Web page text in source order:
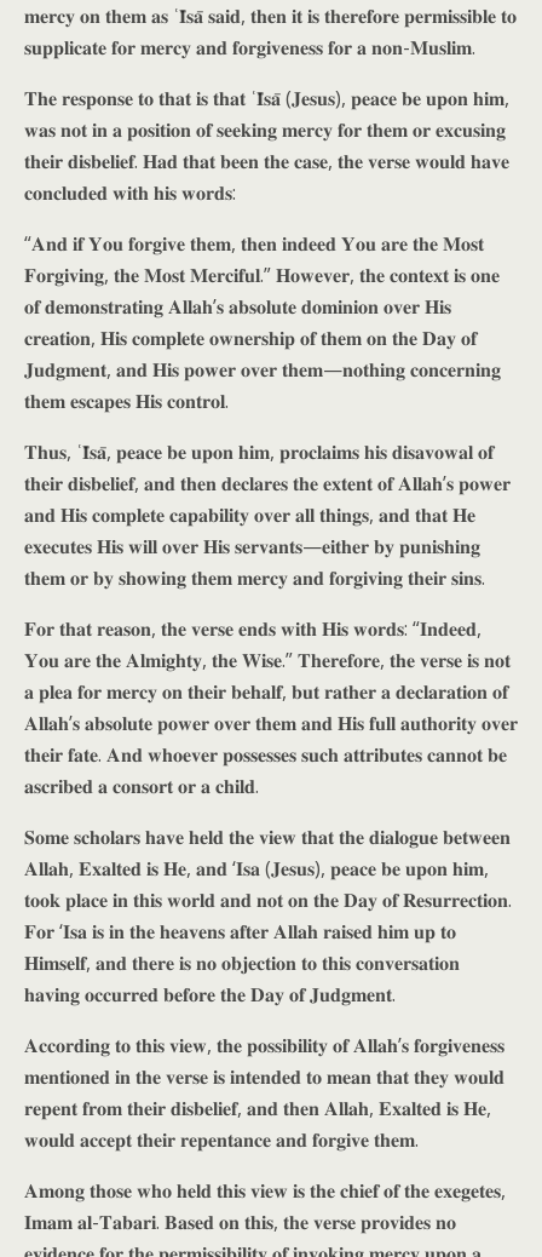
𝐦𝐞𝐫𝐜𝐲 𝐨𝐧 𝐭𝐡𝐞𝐦 𝐚𝐬 ʿ𝐈̄𝐬𝐚̄ 𝐬𝐚𝐢𝐝, 𝐭𝐡𝐞𝐧 𝐢𝐭 𝐢𝐬 𝐭𝐡𝐞𝐫𝐞𝐟𝐨𝐫𝐞 𝐩𝐞𝐫𝐦𝐢𝐬𝐬𝐢𝐛𝐥𝐞 𝐭𝐨
𝐬𝐮𝐩𝐩𝐥𝐢𝐜𝐚𝐭𝐞 𝐟𝐨𝐫 𝐦𝐞𝐫𝐜𝐲 𝐚𝐧𝐝 𝐟𝐨𝐫𝐠𝐢𝐯𝐞𝐧𝐞𝐬𝐬 𝐟𝐨𝐫 𝐚 𝐧𝐨𝐧-𝐌𝐮𝐬𝐥𝐢𝐦.
𝐓𝐡𝐞 𝐫𝐞𝐬𝐩𝐨𝐧𝐬𝐞 𝐭𝐨 𝐭𝐡𝐚𝐭 𝐢𝐬 𝐭𝐡𝐚𝐭 ʿ𝐈̄𝐬𝐚̄ (𝐉𝐞𝐬𝐮𝐬), 𝐩𝐞𝐚𝐜𝐞 𝐛𝐞 𝐮𝐩𝐨𝐧 𝐡𝐢𝐦,
𝐰𝐚𝐬 𝐧𝐨𝐭 𝐢𝐧 𝐚 𝐩𝐨𝐬𝐢𝐭𝐢𝐨𝐧 𝐨𝐟 𝐬𝐞𝐞𝐤𝐢𝐧𝐠 𝐦𝐞𝐫𝐜𝐲 𝐟𝐨𝐫 𝐭𝐡𝐞𝐦 𝐨𝐫 𝐞𝐱𝐜𝐮𝐬𝐢𝐧𝐠
𝐭𝐡𝐞𝐢𝐫 𝐝𝐢𝐬𝐛𝐞𝐥𝐢𝐞𝐟. 𝐇𝐚𝐝 𝐭𝐡𝐚𝐭 𝐛𝐞𝐞𝐧 𝐭𝐡𝐞 𝐜𝐚𝐬𝐞, 𝐭𝐡𝐞 𝐯𝐞𝐫𝐬𝐞 𝐰𝐨𝐮𝐥𝐝 𝐡𝐚𝐯𝐞
𝐜𝐨𝐧𝐜𝐥𝐮𝐝𝐞𝐝 𝐰𝐢𝐭𝐡 𝐡𝐢𝐬 𝐰𝐨𝐫𝐝𝐬:
“𝐀𝐧𝐝 𝐢𝐟 𝐘𝐨𝐮 𝐟𝐨𝐫𝐠𝐢𝐯𝐞 𝐭𝐡𝐞𝐦, 𝐭𝐡𝐞𝐧 𝐢𝐧𝐝𝐞𝐞𝐝 𝐘𝐨𝐮 𝐚𝐫𝐞 𝐭𝐡𝐞 𝐌𝐨𝐬𝐭
𝐅𝐨𝐫𝐠𝐢𝐯𝐢𝐧𝐠, 𝐭𝐡𝐞 𝐌𝐨𝐬𝐭 𝐌𝐞𝐫𝐜𝐢𝐟𝐮𝐥.” 𝐇𝐨𝐰𝐞𝐯𝐞𝐫, 𝐭𝐡𝐞 𝐜𝐨𝐧𝐭𝐞𝐱𝐭 𝐢𝐬 𝐨𝐧𝐞
𝐨𝐟 𝐝𝐞𝐦𝐨𝐧𝐬𝐭𝐫𝐚𝐭𝐢𝐧𝐠 𝐀𝐥𝐥𝐚𝐡’𝐬 𝐚𝐛𝐬𝐨𝐥𝐮𝐭𝐞 𝐝𝐨𝐦𝐢𝐧𝐢𝐨𝐧 𝐨𝐯𝐞𝐫 𝐇𝐢𝐬
𝐜𝐫𝐞𝐚𝐭𝐢𝐨𝐧, 𝐇𝐢𝐬 𝐜𝐨𝐦𝐩𝐥𝐞𝐭𝐞 𝐨𝐰𝐧𝐞𝐫𝐬𝐡𝐢𝐩 𝐨𝐟 𝐭𝐡𝐞𝐦 𝐨𝐧 𝐭𝐡𝐞 𝐃𝐚𝐲 𝐨𝐟
𝐉𝐮𝐝𝐠𝐦𝐞𝐧𝐭, 𝐚𝐧𝐝 𝐇𝐢𝐬 𝐩𝐨𝐰𝐞𝐫 𝐨𝐯𝐞𝐫 𝐭𝐡𝐞𝐦—𝐧𝐨𝐭𝐡𝐢𝐧𝐠 𝐜𝐨𝐧𝐜𝐞𝐫𝐧𝐢𝐧𝐠
𝐭𝐡𝐞𝐦 𝐞𝐬𝐜𝐚𝐩𝐞𝐬 𝐇𝐢𝐬 𝐜𝐨𝐧𝐭𝐫𝐨𝐥.
𝐓𝐡𝐮𝐬, ʿ𝐈̄𝐬𝐚̄, 𝐩𝐞𝐚𝐜𝐞 𝐛𝐞 𝐮𝐩𝐨𝐧 𝐡𝐢𝐦, 𝐩𝐫𝐨𝐜𝐥𝐚𝐢𝐦𝐬 𝐡𝐢𝐬 𝐝𝐢𝐬𝐚𝐯𝐨𝐰𝐚𝐥 𝐨𝐟
𝐭𝐡𝐞𝐢𝐫 𝐝𝐢𝐬𝐛𝐞𝐥𝐢𝐞𝐟, 𝐚𝐧𝐝 𝐭𝐡𝐞𝐧 𝐝𝐞𝐜𝐥𝐚𝐫𝐞𝐬 𝐭𝐡𝐞 𝐞𝐱𝐭𝐞𝐧𝐭 𝐨𝐟 𝐀𝐥𝐥𝐚𝐡’𝐬 𝐩𝐨𝐰𝐞𝐫
𝐚𝐧𝐝 𝐇𝐢𝐬 𝐜𝐨𝐦𝐩𝐥𝐞𝐭𝐞 𝐜𝐚𝐩𝐚𝐛𝐢𝐥𝐢𝐭𝐲 𝐨𝐯𝐞𝐫 𝐚𝐥𝐥 𝐭𝐡𝐢𝐧𝐠𝐬, 𝐚𝐧𝐝 𝐭𝐡𝐚𝐭 𝐇𝐞
𝐞𝐱𝐞𝐜𝐮𝐭𝐞𝐬 𝐇𝐢𝐬 𝐰𝐢𝐥𝐥 𝐨𝐯𝐞𝐫 𝐇𝐢𝐬 𝐬𝐞𝐫𝐯𝐚𝐧𝐭𝐬—𝐞𝐢𝐭𝐡𝐞𝐫 𝐛𝐲 𝐩𝐮𝐧𝐢𝐬𝐡𝐢𝐧𝐠
𝐭𝐡𝐞𝐦 𝐨𝐫 𝐛𝐲 𝐬𝐡𝐨𝐰𝐢𝐧𝐠 𝐭𝐡𝐞𝐦 𝐦𝐞𝐫𝐜𝐲 𝐚𝐧𝐝 𝐟𝐨𝐫𝐠𝐢𝐯𝐢𝐧𝐠 𝐭𝐡𝐞𝐢𝐫 𝐬𝐢𝐧𝐬.
𝐅𝐨𝐫 𝐭𝐡𝐚𝐭 𝐫𝐞𝐚𝐬𝐨𝐧, 𝐭𝐡𝐞 𝐯𝐞𝐫𝐬𝐞 𝐞𝐧𝐝𝐬 𝐰𝐢𝐭𝐡 𝐇𝐢𝐬 𝐰𝐨𝐫𝐝𝐬: “𝐈𝐧𝐝𝐞𝐞𝐝,
𝐘𝐨𝐮 𝐚𝐫𝐞 𝐭𝐡𝐞 𝐀𝐥𝐦𝐢𝐠𝐡𝐭𝐲, 𝐭𝐡𝐞 𝐖𝐢𝐬𝐞.” 𝐓𝐡𝐞𝐫𝐞𝐟𝐨𝐫𝐞, 𝐭𝐡𝐞 𝐯𝐞𝐫𝐬𝐞 𝐢𝐬 𝐧𝐨𝐭
𝐚 𝐩𝐥𝐞𝐚 𝐟𝐨𝐫 𝐦𝐞𝐫𝐜𝐲 𝐨𝐧 𝐭𝐡𝐞𝐢𝐫 𝐛𝐞𝐡𝐚𝐥𝐟, 𝐛𝐮𝐭 𝐫𝐚𝐭𝐡𝐞𝐫 𝐚 𝐝𝐞𝐜𝐥𝐚𝐫𝐚𝐭𝐢𝐨𝐧 𝐨𝐟
𝐀𝐥𝐥𝐚𝐡’𝐬 𝐚𝐛𝐬𝐨𝐥𝐮𝐭𝐞 𝐩𝐨𝐰𝐞𝐫 𝐨𝐯𝐞𝐫 𝐭𝐡𝐞𝐦 𝐚𝐧𝐝 𝐇𝐢𝐬 𝐟𝐮𝐥𝐥 𝐚𝐮𝐭𝐡𝐨𝐫𝐢𝐭𝐲 𝐨𝐯𝐞𝐫
𝐭𝐡𝐞𝐢𝐫 𝐟𝐚𝐭𝐞. 𝐀𝐧𝐝 𝐰𝐡𝐨𝐞𝐯𝐞𝐫 𝐩𝐨𝐬𝐬𝐞𝐬𝐬𝐞𝐬 𝐬𝐮𝐜𝐡 𝐚𝐭𝐭𝐫𝐢𝐛𝐮𝐭𝐞𝐬 𝐜𝐚𝐧𝐧𝐨𝐭 𝐛𝐞
𝐚𝐬𝐜𝐫𝐢𝐛𝐞𝐝 𝐚 𝐜𝐨𝐧𝐬𝐨𝐫𝐭 𝐨𝐫 𝐚 𝐜𝐡𝐢𝐥𝐝.
𝐒𝐨𝐦𝐞 𝐬𝐜𝐡𝐨𝐥𝐚𝐫𝐬 𝐡𝐚𝐯𝐞 𝐡𝐞𝐥𝐝 𝐭𝐡𝐞 𝐯𝐢𝐞𝐰 𝐭𝐡𝐚𝐭 𝐭𝐡𝐞 𝐝𝐢𝐚𝐥𝐨𝐠𝐮𝐞 𝐛𝐞𝐭𝐰𝐞𝐞𝐧
𝐀𝐥𝐥𝐚𝐡, 𝐄𝐱𝐚𝐥𝐭𝐞𝐝 𝐢𝐬 𝐇𝐞, 𝐚𝐧𝐝 ‘𝐈𝐬𝐚 (𝐉𝐞𝐬𝐮𝐬), 𝐩𝐞𝐚𝐜𝐞 𝐛𝐞 𝐮𝐩𝐨𝐧 𝐡𝐢𝐦,
𝐭𝐨𝐨𝐤 𝐩𝐥𝐚𝐜𝐞 𝐢𝐧 𝐭𝐡𝐢𝐬 𝐰𝐨𝐫𝐥𝐝 𝐚𝐧𝐝 𝐧𝐨𝐭 𝐨𝐧 𝐭𝐡𝐞 𝐃𝐚𝐲 𝐨𝐟 𝐑𝐞𝐬𝐮𝐫𝐫𝐞𝐜𝐭𝐢𝐨𝐧.
𝐅𝐨𝐫 ‘𝐈𝐬𝐚 𝐢𝐬 𝐢𝐧 𝐭𝐡𝐞 𝐡𝐞𝐚𝐯𝐞𝐧𝐬 𝐚𝐟𝐭𝐞𝐫 𝐀𝐥𝐥𝐚𝐡 𝐫𝐚𝐢𝐬𝐞𝐝 𝐡𝐢𝐦 𝐮𝐩 𝐭𝐨
𝐇𝐢𝐦𝐬𝐞𝐥𝐟, 𝐚𝐧𝐝 𝐭𝐡𝐞𝐫𝐞 𝐢𝐬 𝐧𝐨 𝐨𝐛𝐣𝐞𝐜𝐭𝐢𝐨𝐧 𝐭𝐨 𝐭𝐡𝐢𝐬 𝐜𝐨𝐧𝐯𝐞𝐫𝐬𝐚𝐭𝐢𝐨𝐧
𝐡𝐚𝐯𝐢𝐧𝐠 𝐨𝐜𝐜𝐮𝐫𝐫𝐞𝐝 𝐛𝐞𝐟𝐨𝐫𝐞 𝐭𝐡𝐞 𝐃𝐚𝐲 𝐨𝐟 𝐉𝐮𝐝𝐠𝐦𝐞𝐧𝐭.
𝐀𝐜𝐜𝐨𝐫𝐝𝐢𝐧𝐠 𝐭𝐨 𝐭𝐡𝐢𝐬 𝐯𝐢𝐞𝐰, 𝐭𝐡𝐞 𝐩𝐨𝐬𝐬𝐢𝐛𝐢𝐥𝐢𝐭𝐲 𝐨𝐟 𝐀𝐥𝐥𝐚𝐡’𝐬 𝐟𝐨𝐫𝐠𝐢𝐯𝐞𝐧𝐞𝐬𝐬
𝐦𝐞𝐧𝐭𝐢𝐨𝐧𝐞𝐝 𝐢𝐧 𝐭𝐡𝐞 𝐯𝐞𝐫𝐬𝐞 𝐢𝐬 𝐢𝐧𝐭𝐞𝐧𝐝𝐞𝐝 𝐭𝐨 𝐦𝐞𝐚𝐧 𝐭𝐡𝐚𝐭 𝐭𝐡𝐞𝐲 𝐰𝐨𝐮𝐥𝐝
𝐫𝐞𝐩𝐞𝐧𝐭 𝐟𝐫𝐨𝐦 𝐭𝐡𝐞𝐢𝐫 𝐝𝐢𝐬𝐛𝐞𝐥𝐢𝐞𝐟, 𝐚𝐧𝐝 𝐭𝐡𝐞𝐧 𝐀𝐥𝐥𝐚𝐡, 𝐄𝐱𝐚𝐥𝐭𝐞𝐝 𝐢𝐬 𝐇𝐞,
𝐰𝐨𝐮𝐥𝐝 𝐚𝐜𝐜𝐞𝐩𝐭 𝐭𝐡𝐞𝐢𝐫 𝐫𝐞𝐩𝐞𝐧𝐭𝐚𝐧𝐜𝐞 𝐚𝐧𝐝 𝐟𝐨𝐫𝐠𝐢𝐯𝐞 𝐭𝐡𝐞𝐦.
𝐀𝐦𝐨𝐧𝐠 𝐭𝐡𝐨𝐬𝐞 𝐰𝐡𝐨 𝐡𝐞𝐥𝐝 𝐭𝐡𝐢𝐬 𝐯𝐢𝐞𝐰 𝐢𝐬 𝐭𝐡𝐞 𝐜𝐡𝐢𝐞𝐟 𝐨𝐟 𝐭𝐡𝐞 𝐞𝐱𝐞𝐠𝐞𝐭𝐞𝐬,
𝐈𝐦𝐚𝐦 𝐚𝐥-𝐓𝐚𝐛𝐚𝐫𝐢. 𝐁𝐚𝐬𝐞𝐝 𝐨𝐧 𝐭𝐡𝐢𝐬, 𝐭𝐡𝐞 𝐯𝐞𝐫𝐬𝐞 𝐩𝐫𝐨𝐯𝐢𝐝𝐞𝐬 𝐧𝐨